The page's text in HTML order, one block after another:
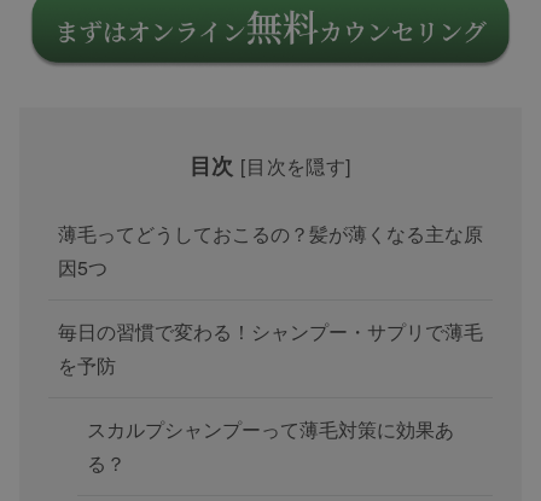
目次 [目次を隠す]
薄毛ってどうしておこるの？髪が薄くなる主な原
因5つ
毎日の習慣で変わる！シャンプー・サプリで薄毛
を予防
スカルプシャンプーって薄毛対策に効果あ
る？